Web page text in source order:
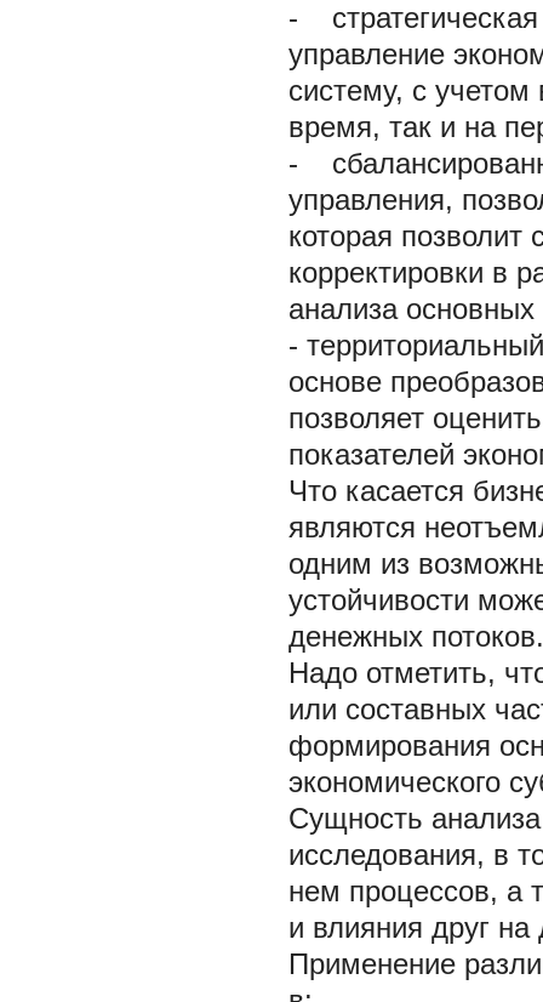
- стратегическая
управление
систему, с
время, так и на
-
управления,
которая
корректировки в
анализа основных
-
основе
позволяет
показателей
Что касается
являются
одним из
устойчивости
денежных потоков.
Надо отметить,
или составных
формирования
экономического
Сущность
исследования, в
нем процессов, а
и влияния друг на
Применение